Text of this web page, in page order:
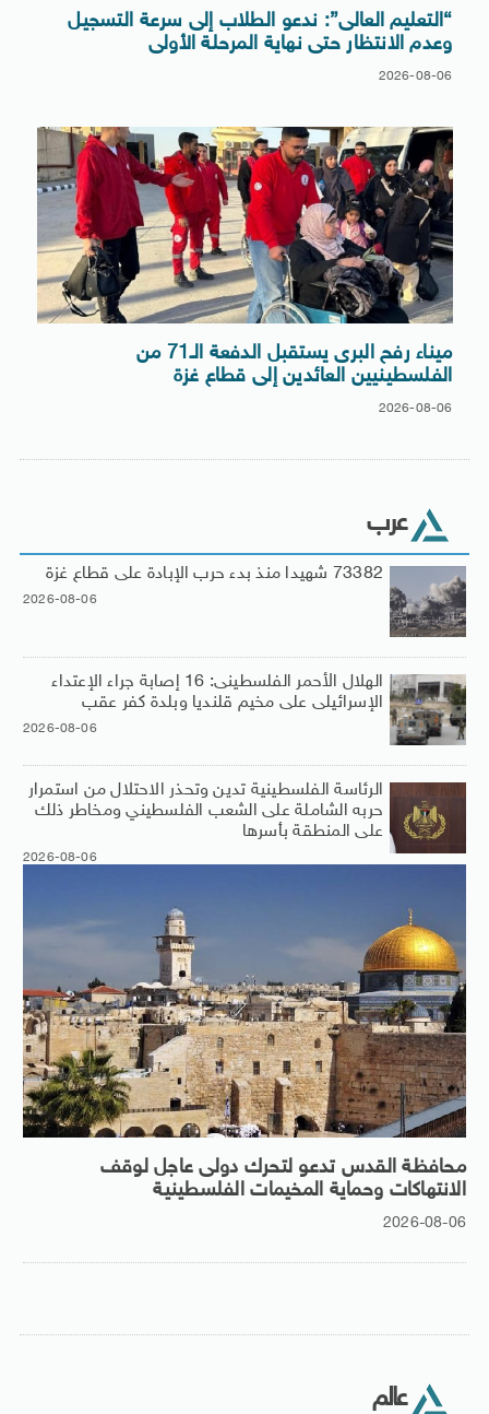
“التعليم العالى”: ندعو الطلاب إلى سرعة التسجيل
وعدم الانتظار حتى نهاية المرحلة الأولى
2026-08-06
ميناء رفح البرى يستقبل الدفعة الـ71 من
الفلسطينيين العائدين إلى قطاع غزة
2026-08-06
عرب
73382 شهيدا منذ بدء حرب الإبادة على قطاع غزة
2026-08-06
الهلال الأحمر الفلسطينى: 16 إصابة جراء الإعتداء
الإسرائيلى على مخيم قلنديا وبلدة كفر عقب
2026-08-06
الرئاسة الفلسطينية تدين وتحذر الاحتلال من استمرار
حربه الشاملة على الشعب الفلسطيني ومخاطر ذلك
على المنطقة بأسرها
2026-08-06
محافظة القدس تدعو لتحرك دولى عاجل لوقف
الانتهاكات وحماية المخيمات الفلسطينية
2026-08-06
عالم